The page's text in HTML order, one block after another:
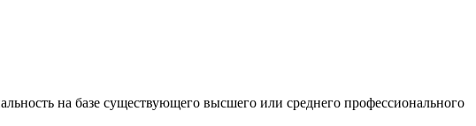
на базе существующего высшего или среднего профессионального